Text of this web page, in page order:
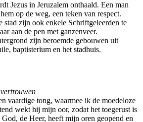
Jezus in Jeruzalem onthaald. Een man
op de weg, een teken van respect.
stad zijn ook enkele Schriftgeleerden te
aan de pen met ganzenveer.
zijn beroemde gebouwen uit
baptisterium en het stadhuis.
vaardige tong, waarmee ik de moedeloze
wekt hij mijn oor, zodat het toegerust is
de Heer, heeft mijn oren geopend en